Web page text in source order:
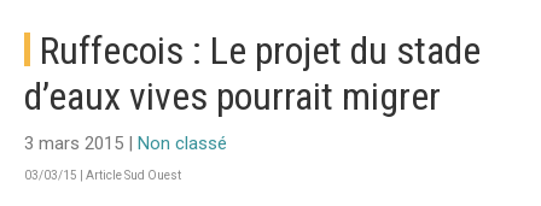
Ruffecois : Le projet du stade
d’eaux vives pourrait migrer
3 mars 2015 | Non classé
03/03/15 | Article Sud Ouest